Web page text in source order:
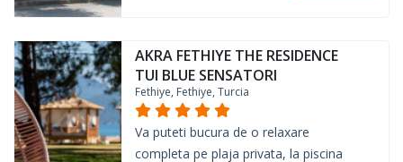
AKRA FETHIYE THE RESIDENCE
TUI BLUE SENSATORI
Fethiye, Fethiye, Turcia
Va puteti bucura de o relaxare
completa pe plaja privata, la piscina